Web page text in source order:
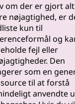
om der er gjort
nøjagtighed, er
kun til
og
fejl eller
Den
som en
til at forstå
anvendte